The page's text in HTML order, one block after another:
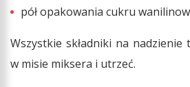
pół opakowania cukru
Wszystkie składniki na nadzienie
w misie miksera i utrzeć.